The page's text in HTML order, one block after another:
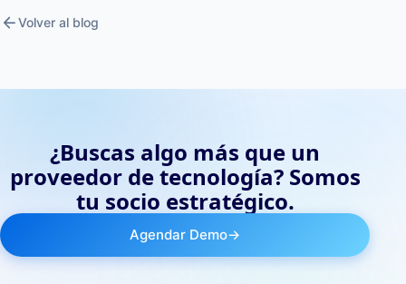
arrow_backVolver al blog
¿Buscas algo más que un
proveedor de tecnología? Somos
tu socio estratégico.
Agendar Demo→